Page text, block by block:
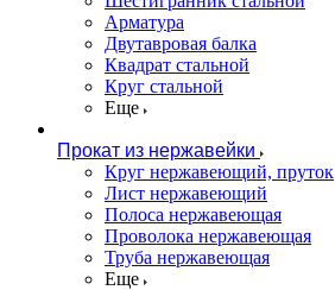
Арматура
Двутавровая балка
Квадрат стальной
Круг стальной
Еще
Прокат из нержавейки
Круг нержавеющий, пруток
Лист нержавеющий
Полоса нержавеющая
Проволока нержавеющая
Труба нержавеющая
Еще